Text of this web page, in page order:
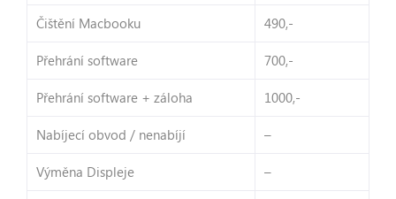
Čištění Macbooku 490,-
Přehrání software 700,-
Přehrání software + záloha 1000,-
Nabíjecí obvod / nenabíjí –
Výměna Displeje –